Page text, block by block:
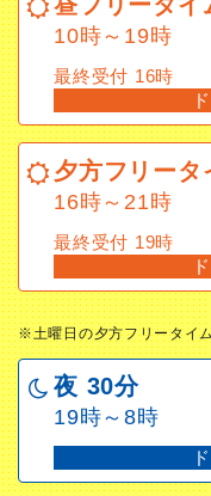
最終受付 16時
夕方フリー
16時～21時
最終受付 19時
※土曜日の夕方フリー
夜 30分
19時～8時
深夜フリー
22時～5時
10時～19時
最終受付 16時
夕方フリータ
16時～21時
最終受付 19時
※土曜日の夕方フリータイ
夜 30分
19時～8時